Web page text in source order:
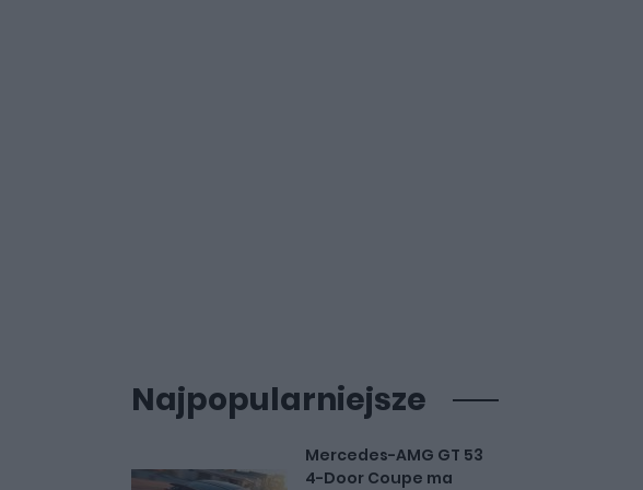
Najpopularniejsze
Mercedes-AMG GT 53
4-Door Coupe ma